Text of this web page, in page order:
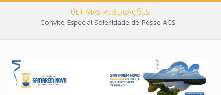
ÚLTIMAS PUBLICAÇÕES:
Convite Especial Solenidade de Posse ACS